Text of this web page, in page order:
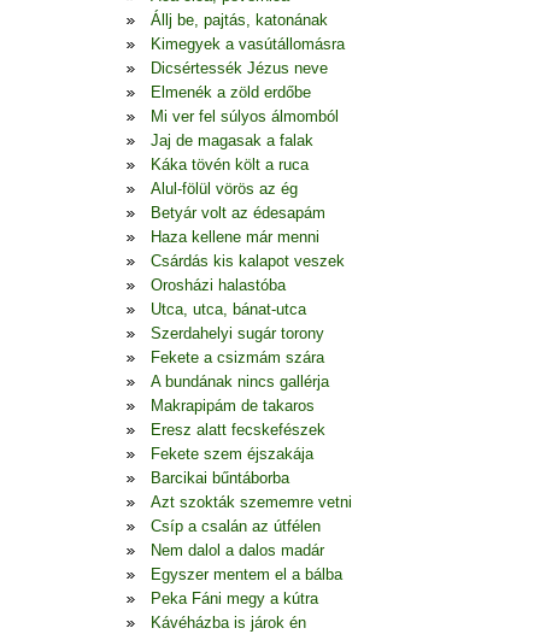
Állj be, pajtás, katonának
Kimegyek a vasútállomásra
Dicsértessék Jézus neve
Elmenék a zöld erdőbe
Mi ver fel súlyos álmomból
Jaj de magasak a falak
Káka tövén költ a ruca
Alul-fölül vörös az ég
Betyár volt az édesapám
Haza kellene már menni
Csárdás kis kalapot veszek
Orosházi halastóba
Utca, utca, bánat-utca
Szerdahelyi sugár torony
Fekete a csizmám szára
A bundának nincs gallérja
Makrapipám de takaros
Eresz alatt fecskefészek
Fekete szem éjszakája
Barcikai bűntáborba
Azt szokták szememre vetni
Csíp a csalán az útfélen
Nem dalol a dalos madár
Egyszer mentem el a bálba
Peka Fáni megy a kútra
Kávéházba is járok én